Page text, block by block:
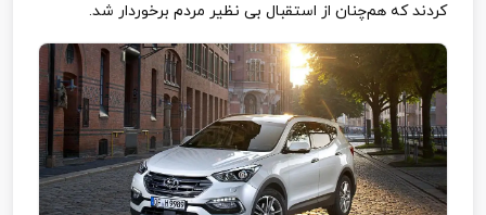
کردند که هم‌چنان از استقبال بی نظیر مردم برخوردار شد.